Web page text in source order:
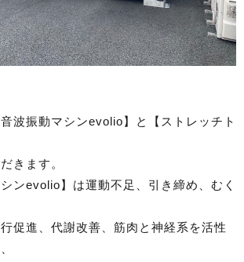
波振動マシンevolio】と【ストレッチト
きます。
ンevolio】は運動不足、引き締め、むく
促進、代謝改善、筋肉と神経系を活性